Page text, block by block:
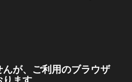
が、ご利用のブラウザ